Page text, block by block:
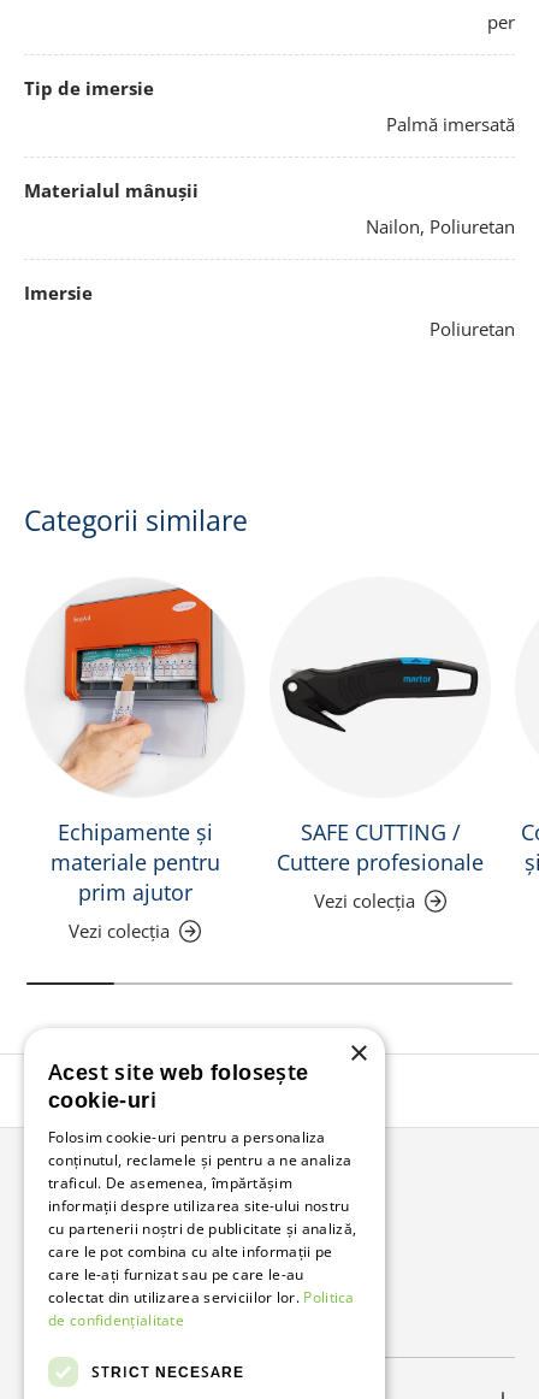
per
Tip de imersie
Palmă imersată
Materialul mânușii
Nailon, Poliuretan
Imersie
Poliuretan
Categorii similare
Echipamente și
materiale pentru
prim ajutor
Vezi colecția
SAFE CUTTING /
Cuttere profesionale
Vezi colecția
Înapoi în sus
Bunzl Romania
Soluții complete pentru afacerea ta.
FacebookLinkedIn
×
Acest site web folosește
cookie-uri
Folosim cookie-uri pentru a personaliza
conținutul, reclamele și pentru a ne analiza
traficul. De asemenea, împărtășim
informații despre utilizarea site-ului nostru
cu partenerii noștri de publicitate și analiză,
care le pot combina cu alte informații pe
care le-ați furnizat sau pe care le-au
colectat din utilizarea serviciilor lor. Politica
de confidențialitate
STRICT NECESARE